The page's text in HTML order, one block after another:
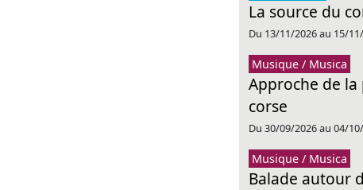
La source du
Du 13/11/2026 au 15/
Musique / Musica
Approche de
corse
Du 30/09/2026 au 04/
Musique / Musica
Balade autour